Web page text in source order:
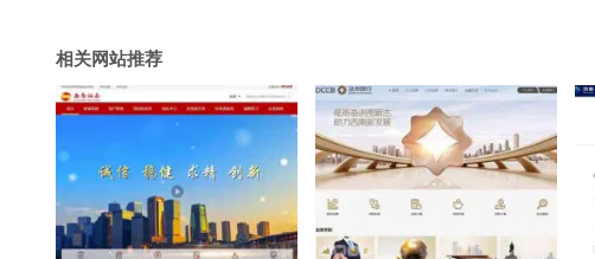
相关网站推荐